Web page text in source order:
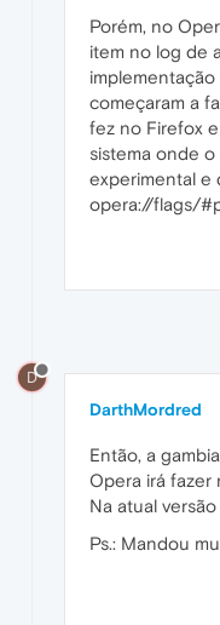
Porém, no
item no log de
implementação
começaram a
fez no Firefox
sistema onde
experimental e
opera://flags/
D
DarthMordred
Então, a
Opera irá fazer
Na atual
Ps.: Mandou